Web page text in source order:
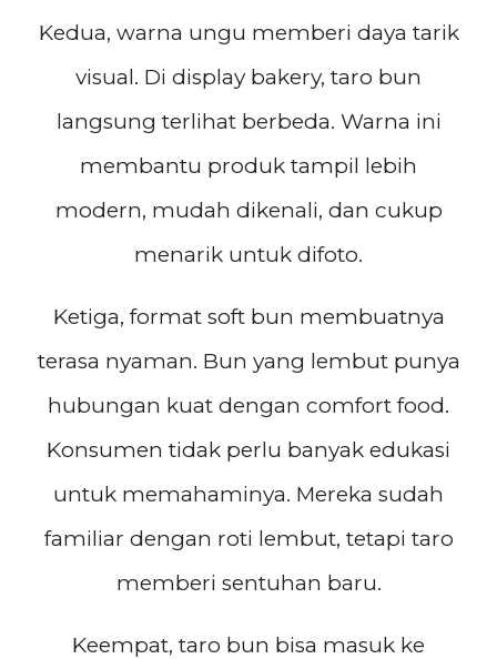
Kedua, warna ungu memberi daya tarik
visual. Di display bakery, taro bun
langsung terlihat berbeda. Warna ini
membantu produk tampil lebih
modern, mudah dikenali, dan cukup
menarik untuk difoto.
Ketiga, format soft bun membuatnya
terasa nyaman. Bun yang lembut punya
hubungan kuat dengan comfort food.
Konsumen tidak perlu banyak edukasi
untuk memahaminya. Mereka sudah
familiar dengan roti lembut, tetapi taro
memberi sentuhan baru.
Keempat, taro bun bisa masuk ke